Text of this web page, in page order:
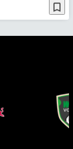
bookmark_border